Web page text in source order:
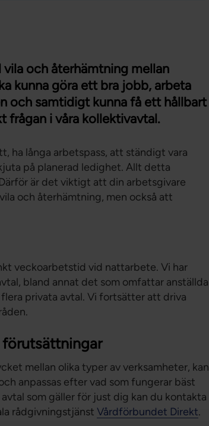
och återhämtning mellan
kunna göra ett bra jobb, arbeta
och samtidigt kunna få ett hållbart
frågan i våra kollektivavtal.
ha långa arbetspass, att ständigt vara
på planerad ledighet. Allt detta
är det viktigt att din arbetsgivare
och återhämtning, men också att
veckoarbetstid vid nattarbete. Vi har
bland annat det som omfattar anställda
privata avtal. Vi fortsätter att driva
förutsättningar
mellan olika typer av verksamheter, kan
anpassas efter vad som fungerar bäst
som gäller för just dig kan du kontakta
rådgivningstjänst Vårdförbundet Direkt.